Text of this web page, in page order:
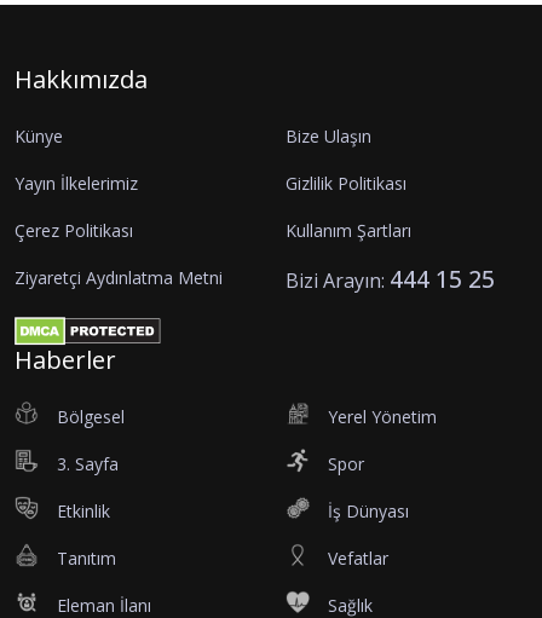
Hakkımızda
Künye Bize Ulaşın
Yayın İlkelerimiz Gizlilik Politikası
Çerez Politikası Kullanım Şartları
Ziyaretçi Aydınlatma Metni Bizi Arayın: 444 15 25
Haberler
Bölgesel Yerel Yönetim
3. Sayfa Spor
Etkinlik İş Dünyası
Tanıtım Vefatlar
Eleman İlanı Sağlık